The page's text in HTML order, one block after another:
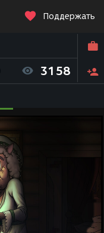
Поддержать
3158